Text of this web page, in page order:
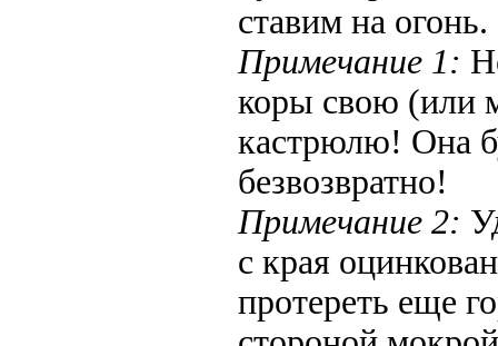
ставим на огонь.
Примечание 1:
коры свою (или
кастрюлю! Она
безвозвратно!
Примечание 2:
с края
протереть еще